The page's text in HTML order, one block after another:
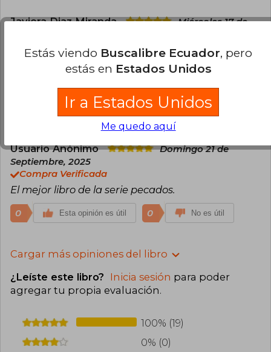
Javiera Diaz Miranda
Miércoles 17 de
Compra Verificada
A pesar de estar “usado” no le vi nada más que
una hoja un poco doblada que arregle sin
problemas.
Esta opinión es útil 0 No es útil
Usuario Anónimo
Domingo 21 de
Septiembre, 2025
Compra Verificada
El mejor libro de la serie pecados.
0 Esta opinión es útil 0 No es útil
Cargar más opiniones del libro
¿Leíste este libro? Inicia sesión para poder
agregar tu propia evaluación.
100% (19)
0% (0)
Estás viendo Buscalibre Ecuador, pero
estás en Estados Unidos
Ir a Estados Unidos
Me quedo aquí